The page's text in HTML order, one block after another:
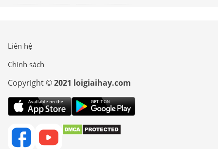
Liên hệ
Chính sách
Copyright ©2021 loigiaihay.com